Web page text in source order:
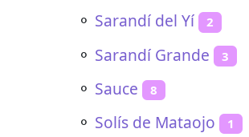
⚬ Sarandí del Yí 2
⚬ Sarandí Grande 3
⚬ Sauce 8
⚬ Solís de Mataojo 1